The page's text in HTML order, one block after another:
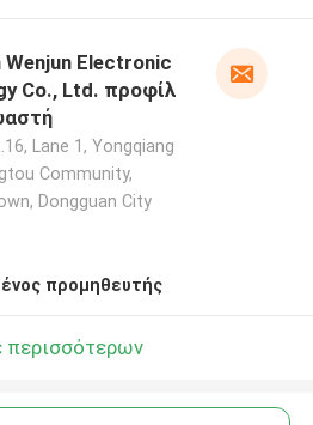
Wenjun Electronic
Co., Ltd. προφίλ
Lane 1, Yongqiang
Community,
Dongguan City
προμηθευτής
περισσότερων